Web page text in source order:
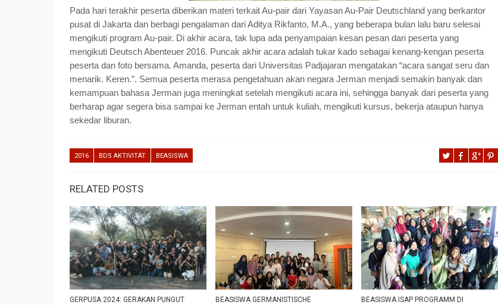
Pada hari terakhir peserta diberikan materi terkait Au-pair dari Yayasan Au-Pair Deutschland yang berkantor
pusat di Jakarta dan berbagi pengalaman dari Aditya Rikfanto, M.A., yang beberapa bulan lalu baru selesai
mengikuti program Au-pair. Di akhir acara, tak lupa ada penyampaian kesan pesan dari peserta yang
mengikuti Deutsch Abenteuer 2016. Puncak akhir acara adalah tukar kado sebagai kenang-kengan peserta
peserta dan foto bersama. Amanda, peserta dari Universitas Padjajaran mengatakan “acara sangat seru dan
menarik. Keren.”. Semua peserta merasa pengetahuan akan negara Jerman menjadi semakin banyak dan
kemampuan bahasa Jerman juga meningkat setelah mengikuti acara ini, sehingga banyak dari peserta yang
berharap agar segera bisa sampai ke Jerman entah untuk kuliah, mengikuti kursus, bekerja ataupun hanya
sekedar liburan.
2016 BDS AKTIVITÄT BEASISWA
RELATED POSTS
GERPUSA 2024: GERAKAN PUNGUT
BEASISWA GERMANISTISCHE
BEASISWA ISAP PROGRAMM DI